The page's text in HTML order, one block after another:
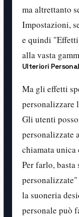
ma altrettanto
Impostazioni,
e quindi
alla vasta
Ulteriori
Ma gli effetti
personalizzare
Gli utenti
personalizzate
chiamata
Per farlo,
la suoneria
personale può